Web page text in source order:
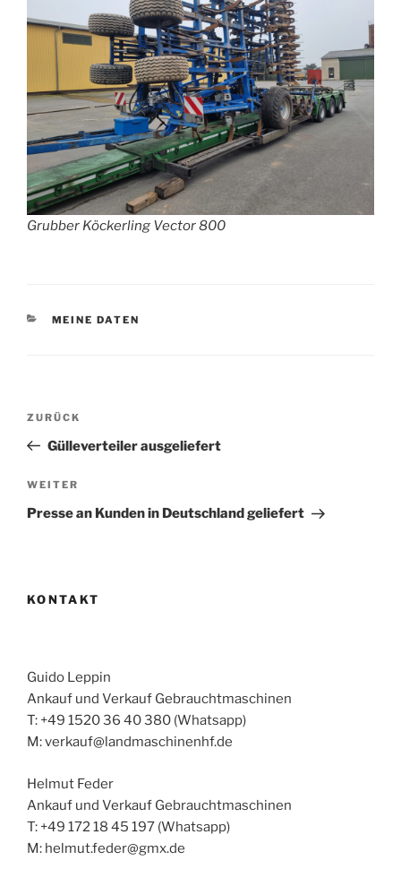
Grubber Köckerling Vector 800
KATEGORIEN
MEINE DATEN
Beitragsnavigation
Vorheriger
Beitrag
ZURÜCK
Gülleverteiler ausgeliefert
Nächster
Beitrag
WEITER
Presse an Kunden in Deutschland geliefert
KONTAKT
Guido Leppin
Ankauf und Verkauf Gebrauchtmaschinen
T: +49 1520 36 40 380 (Whatsapp)
M: verkauf@landmaschinenhf.de
Helmut Feder
Ankauf und Verkauf Gebrauchtmaschinen
T: +49 172 18 45 197 (Whatsapp)
M: helmut.feder@gmx.de